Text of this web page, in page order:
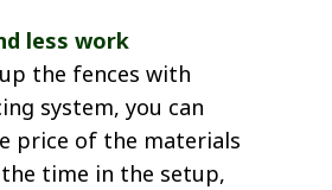
less work
the fences with
system, you can
price of the materials
time in the setup,